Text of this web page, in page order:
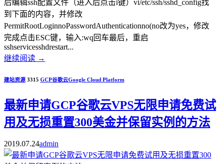
后编辑ssh配置文件（进入后点击i键）vi/etc/ssh/sshd_config找
到下面的内容，并修改
PermitRootLoginnoPasswordAuthenticationno(no改为yes，修改
完成点击ESC键，输入:wq回车最后，重启
sshservicesshdrestart...
继续阅读 →
建站资源 3315 GCP谷歌云Google Cloud Platform
最新申请GCP谷歌云VPS无限申请免费试
用及无损重置300美金并保留实例的方法
2019.07.24admin